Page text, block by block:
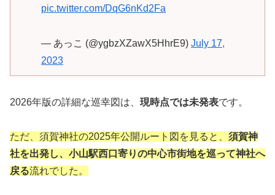
pic.twitter.com/DqG6nKd2Fa
— あっこ (@ygbzXZawX5HhrE9) July 17,
2023
2026年版の詳細な巡幸図は、 現時点では未発表です。
ただ、須賀神社の2025年公開ルート図を見ると、 須賀神
社を出発し、小山駅西口寄りの中心市街地を巡って神社へ
戻る流れでした。